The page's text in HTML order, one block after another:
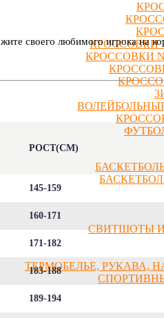
КРОССОВКИ
КРОССОВКИ
СВИТШОТЫ
ТЕРМОБЕЛЬЕ, РУКАВА,
своего любимого игрока на
РОСТ(СМ)
145-159
160-171
171-182
183-188
189-194